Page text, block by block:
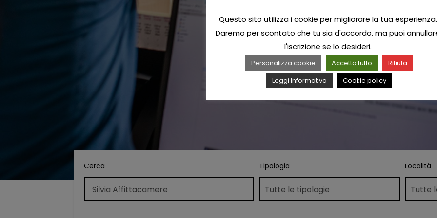
Cerca Tipologia Località
Questo sito utilizza i cookie per migliorare la tua esperienza.
Daremo per scontato che tu sia d'accordo, ma puoi
l'iscrizione se lo desideri.
Personalizza cookie Accetta tutto
Rifiuta
Leggi Informativa
Cookie policy